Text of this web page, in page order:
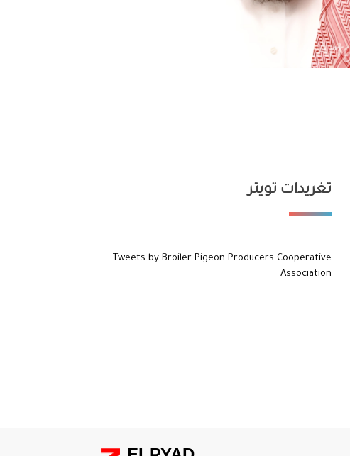
تغريدات تويتر
Tweets by Broiler Pigeon Producers Cooperative
Association